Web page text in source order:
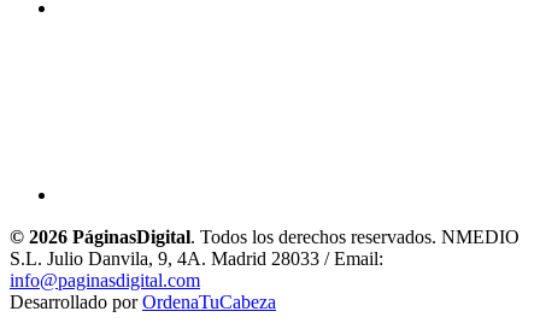
© 2026 PáginasDigital. Todos los derechos reservados. NMEDIO
S.L. Julio Danvila, 9, 4A. Madrid 28033 / Email:
info@paginasdigital.com
Desarrollado porOrdenaTuCabeza